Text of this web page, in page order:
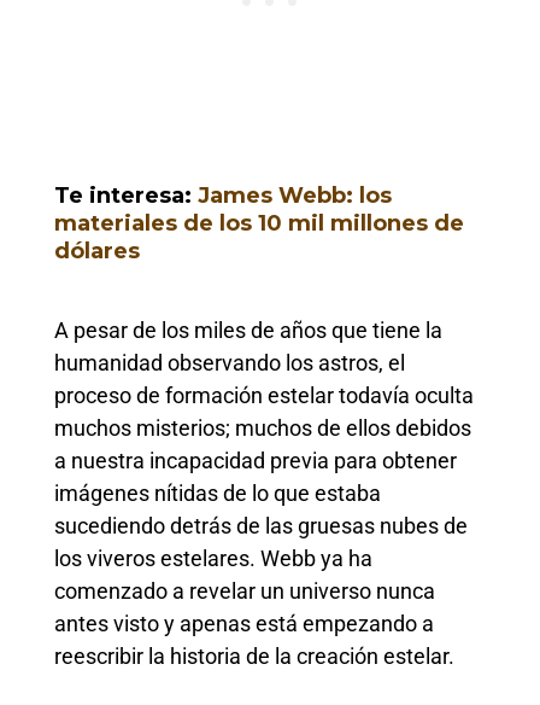
Te interesa: James Webb: los
materiales de los 10 mil millones de
dólares
A pesar de los miles de años que tiene la
humanidad observando los astros, el
proceso de formación estelar todavía oculta
muchos misterios; muchos de ellos debidos
a nuestra incapacidad previa para obtener
imágenes nítidas de lo que estaba
sucediendo detrás de las gruesas nubes de
los viveros estelares. Webb ya ha
comenzado a revelar un universo nunca
antes visto y apenas está empezando a
reescribir la historia de la creación estelar.